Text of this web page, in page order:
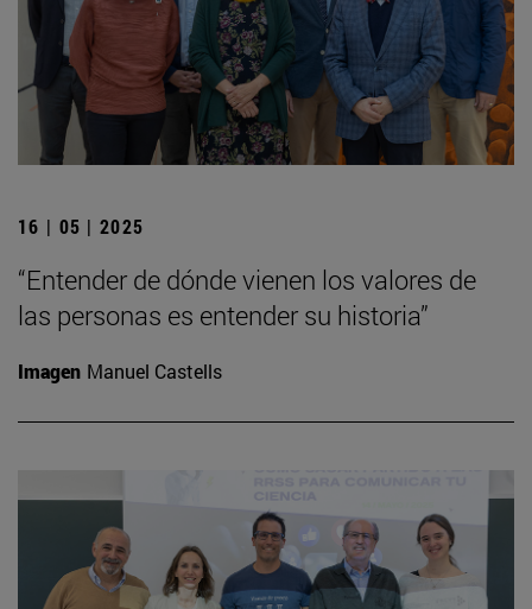
16 | 05 | 2025
“Entender de dónde vienen los valores de
las personas es entender su historia”
Imagen Manuel Castells